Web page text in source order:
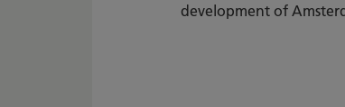
development of